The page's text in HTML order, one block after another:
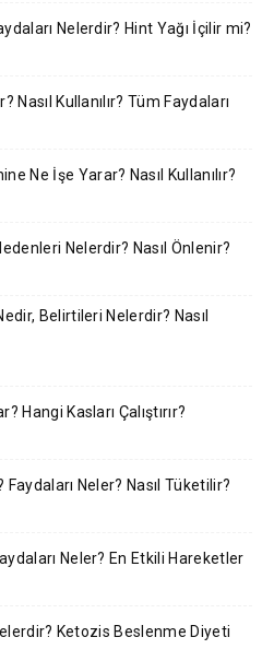
Nelerdir? Hint Yağı İçilir mi?
Nasıl Kullanılır? Tüm Faydaları
Ne İşe Yarar? Nasıl Kullanılır?
Nelerdir? Nasıl Önlenir?
Belirtileri Nelerdir? Nasıl
Hangi Kasları Çalıştırır?
Neler? Nasıl Tüketilir?
Neler? En Etkili Hareketler
Ketozis Beslenme Diyeti